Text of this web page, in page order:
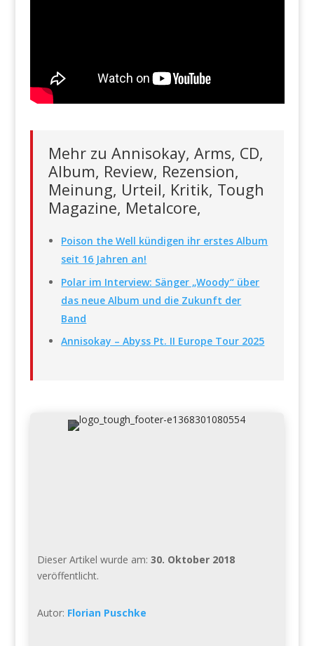
Mehr zu Annisokay, Arms, CD,
Album, Review, Rezension,
Meinung, Urteil, Kritik, Tough
Magazine, Metalcore,
Poison the Well kündigen ihr erstes Album
seit 16 Jahren an!
Polar im Interview: Sänger „Woody“ über
das neue Album und die Zukunft der
Band
Annisokay – Abyss Pt. II Europe Tour 2025
Dieser Artikel wurde am: 30. Oktober 2018
veröffentlicht.
Autor: Florian Puschke